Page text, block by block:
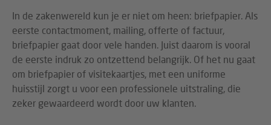
In de zakenwereld kun je er niet om heen: briefpapier. Als
eerste contactmoment, mailing, offerte of factuur,
briefpapier gaat door vele handen. Juist daarom is vooral
de eerste indruk zo ontzettend belangrijk. Of het nu gaat
om briefpapier of visitekaartjes, met een uniforme
huisstijl zorgt u voor een professionele uitstraling, die
zeker gewaardeerd wordt door uw klanten.